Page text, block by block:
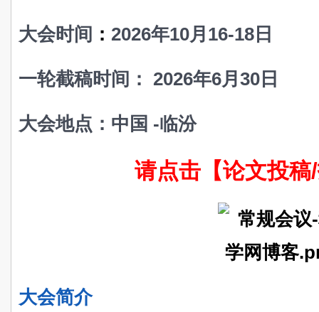
大会时间 ： 2026年10月16-18日
一轮截稿时间： 2026年6月30日
大会地点：中国 -临汾
请点击【论文投稿
大会简介